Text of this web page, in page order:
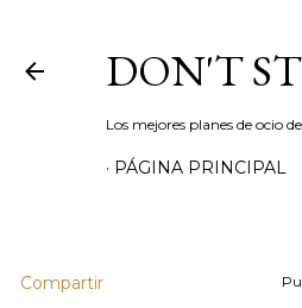
DON'T
Los mejores planes de ocio
PÁGINA PRINCIPAL
Compartir